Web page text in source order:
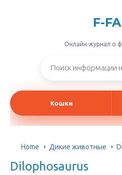
F-
Онлайн-журнал о
Кошки
Home Дикие животные
Dilophosaurus